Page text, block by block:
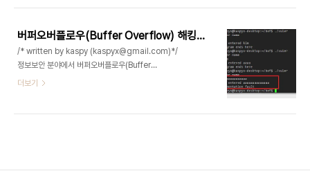
exploit 할수있다. 여기서 gadget이란 바이너리..
실행시켜주는 명령어 함수가 뭐가 있을까요??
system(), execve(), execpl() 등등이 있는데 비
교적 사용법이 단순한 execve() 함수로 작성을 해
보겠습니다.아래와 같이 간단한 코딩을 해보겠습니
다. ** 테스트한 환경은 32비트 우분투 리눅스 9.x
{ execve("/bin/sh",NULL,NULL);}// comp..
버퍼오버플로우(Buffer Overflow) 해킹기법이란??
/* written by kaspy (kaspyx@gmail.com)*/
정보보안 분야에서 버퍼오버플로우(Buffer
Overflow) 해킹기법은 그 역사가 굉장히 오래되었
더보기